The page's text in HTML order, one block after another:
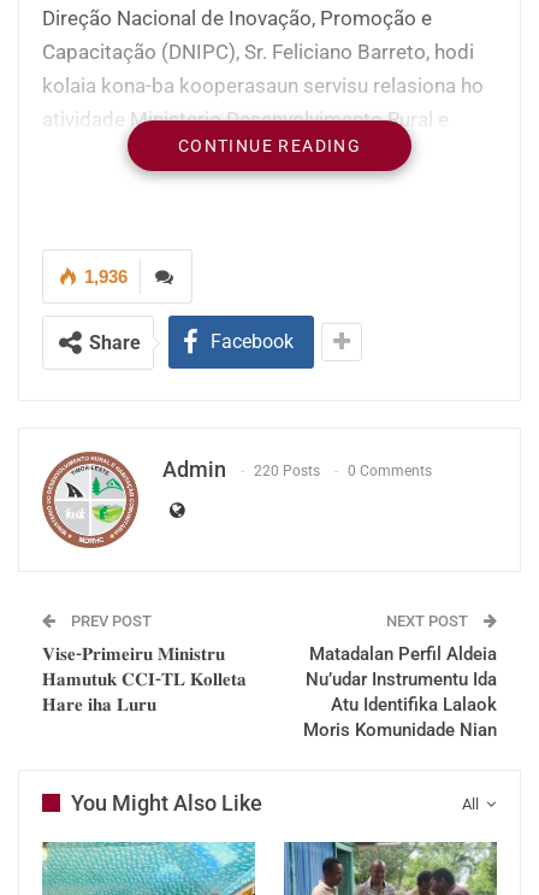
Direção Nacional de Inovação, Promoção e
Capacitação (DNIPC), Sr. Feliciano Barreto, hodi
kolaia kona-ba kooperasaun servisu relasiona ho
atividade Ministerio Desenvolvimento Rural e
Habitação Comunitaria (Sigla Portugés-MDRHC),
iha Sala DNIPC, Caicoli, Díli.
atividade Ministériu nian liu-liu kona-ba formasaun
Espesifiku no Jenériku ba funsionáriu destakadu
sira, iha Aldeia Alvu sira ne’ebé identifika ona.
Entertantu formasaun jenériku mak jestaun,
iha Aldeia potensia no estratejiku sira.
Enkuantu funsionáriu sira destaka ona Iha
Munisípiu 8, Postu Admistrativu 20, Suku 44,
CONTINUE READING
1,936
Share Facebook
Admin 220 Posts 0 Comments
PREV POST
𝐕𝐢𝐬𝐞-𝐏𝐫𝐢𝐦𝐞𝐢𝐫𝐮 𝐌𝐢𝐧𝐢𝐬𝐭𝐫𝐮
𝐇𝐚𝐦𝐮𝐭𝐮𝐤 𝐂𝐂𝐈-𝐓𝐋 𝐊𝐨𝐥𝐥𝐞𝐭𝐚
𝐇𝐚𝐫𝐞 𝐢𝐡𝐚 𝐋𝐮𝐫𝐮
NEXT POST
Matadalan Perfil Aldeia
Nu’udar Instrumentu Ida
Atu Identifika Lalaok
Moris Komunidade Nian
All
You Might Also Like